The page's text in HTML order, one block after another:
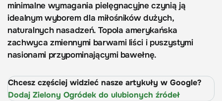
minimalne wymagania pielęgnacyjne czynią ją
idealnym wyborem dla miłośników dużych,
naturalnych nasadzeń. Topola amerykańska
zachwyca zmiennymi barwami liści i puszystymi
nasionami przypominającymi bawełnę.
Chcesz częściej widzieć nasze artykuły w Google?
Dodaj Zielony Ogródek do ulubionych źródeł